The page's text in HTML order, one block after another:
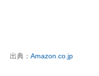
出典： Amazon.co.jp